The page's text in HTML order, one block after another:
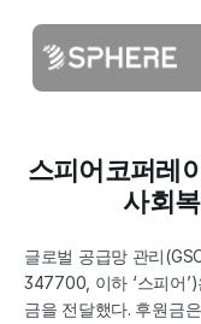
스피어코퍼레
사회
글로벌 공급망 관리
347700, 이하 ‘스피어
금을 전달했다. 후원금